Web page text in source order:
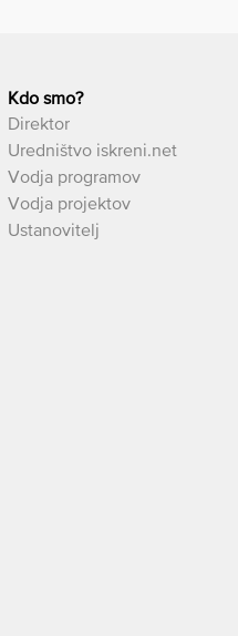
Kdo smo?
Direktor
Uredništvo iskreni.net
Vodja programov
Vodja projektov
Ustanovitelj